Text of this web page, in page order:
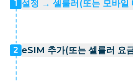
1 설정 → 셀룰러(또는 모바일
2 eSIM 추가(또는 셀룰러 요